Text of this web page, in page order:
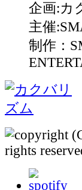
企画:カ
主催
制作：